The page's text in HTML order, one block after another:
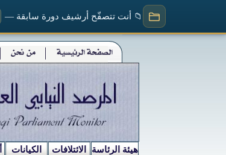
📁 أنت تتصفّح أرشيف دورة سابقة —
هيئة الرئاسة الائتلافات الكيانات